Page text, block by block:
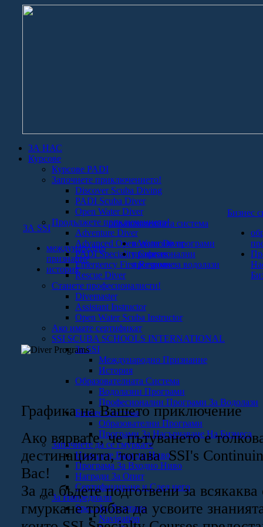
ЗА НАС
Курсове
Курсове PADI
Започнете приключението!
Discover Scuba Diving
PADI Scuba Diver
Open Water Diver
Продължете приключението!
Adventure Diver
Advanced Open Water Diver
PADI Speciality Courses
Emergency First Response
Rescue Diver
Станете професионалисти!
Divemaster
Assistant Instructor
Open Water Scuba Instructor
Ако имате сертификат
SSI SCUBA SCHOOLS INTERNATIONAL
За SSI
Международно Признание
История
Образователната Система
Водолазни Програми
Професионални Програми За Водолази
Бизнес Система
Образователни Програми
Програми За Насърчаване На Бизнеса
Започнете да се гмуркате
Намерете Вашето Ниво
Програма За Входно Ниво
Награди За Опит
Сертифициране и След него
За Напреднали
Specialty Programs
Navigation
ЗА SSI
международно
признание
история
образователната система
водолазни програми
професионални
програми за водолази
Бизнес
Графика на Вашето приключение
Ако вярвате, че пътуването е
дестинацията, тогава SSI's
Вас!
За да бъдете подготвени за
гмуркане трябва да усвоите